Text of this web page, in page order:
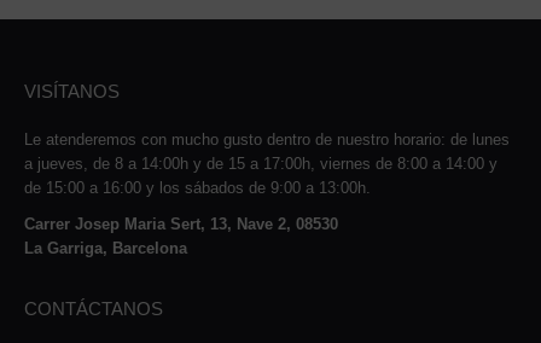
VISÍTANOS
Le atenderemos con mucho gusto dentro de nuestro horario: de lunes
a jueves, de 8 a 14:00h y de 15 a 17:00h, viernes de 8:00 a 14:00 y
de 15:00 a 16:00 y los sábados de 9:00 a 13:00h.
Carrer Josep Maria Sert, 13, Nave 2, 08530
La Garriga, Barcelona
CONTÁCTANOS